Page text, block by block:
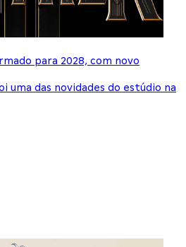
para 2028, com novo
uma das novidades do estúdio na